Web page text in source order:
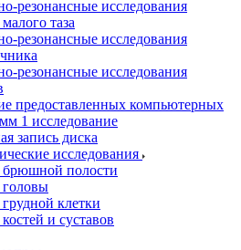
резонансные исследования
таза
резонансные исследования
резонансные исследования
предоставленных компьютерных
1 исследование
запись диска
исследования
брюшной полости
головы
клетки
и суставов